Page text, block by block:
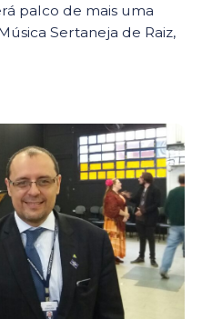
palco de mais uma
Sertaneja de Raiz,